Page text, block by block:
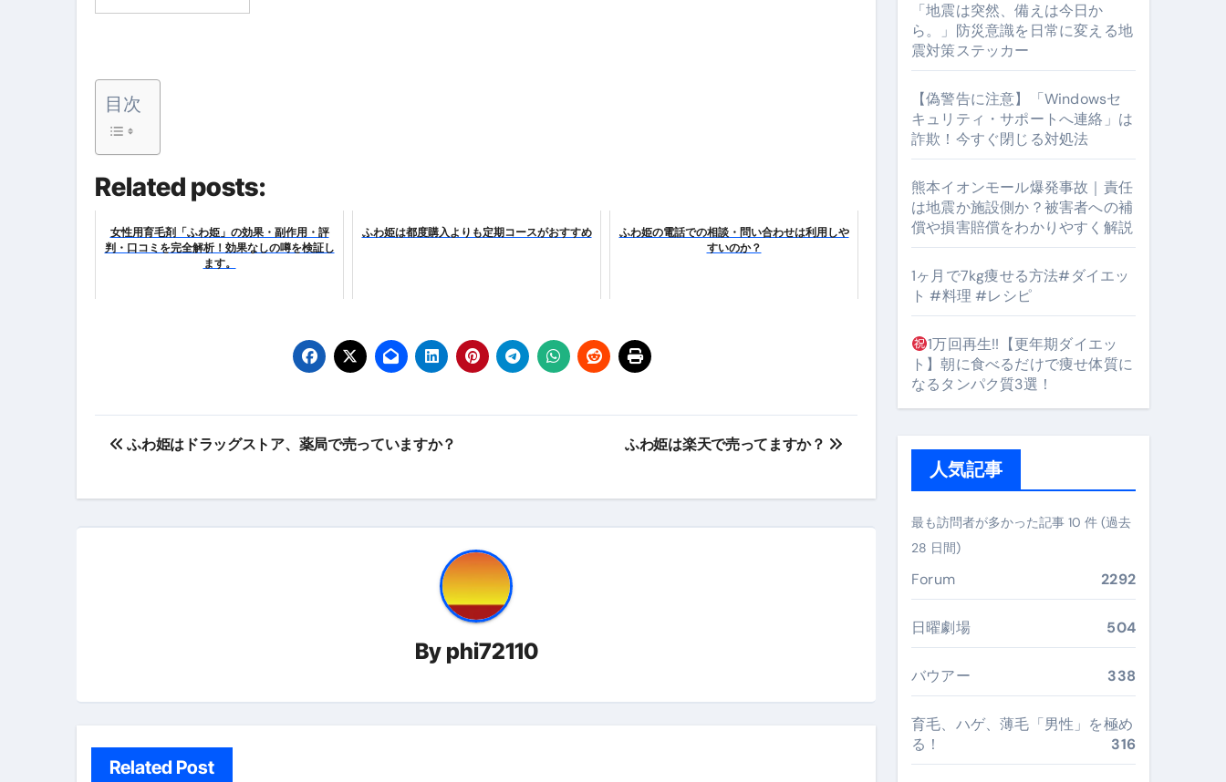
ムームードメイン 2月のおすすめドメイン特集- ビジネスの信用を築く――そのすべての起点となるのが独自ドメイン
FRONTIER スーパーセール2026 完全攻略ガイド 今こそ買い時！ゲーミングPC・高性能BTOを最安で手に入れる方法
なくす不安と消える恐怖をゼロにする時代へ Pebblebee × iMazing で完成する「究極のスマホ防衛システム」完全ガイド
使った分だけ支払う、いちばん賢いスマホ代。 BB.exciteモバイル「Fitプラン」完全ガイド
英語が「聞こえる・分かる・話せる」に変わる30日間 ― 科学的メソッドで英語脳を作る完全ガイド
新春スペシャルセール完全ガイド：国内航空券＋ホテルが“セット割”で最安級！ スカイマーク／Peach／FDA／ソラシドエアを目的別に選ぶコツと、失敗し
何をするサイトか”が一目で伝わる。いま選ばれている新定番ドメイン
梅干しを毎日食べたらどうなるの？①【30秒でわかる効果まとめ】#梅干し #ダイエット #筋トレ #美容 #健康 #雑学 #ナレーター #小林将大
ブルーベリーを毎日食べたらどうなるの？②【30秒でわかる効果まとめ】#ダイエット #筋トレ #美容 #健康 #雑学 #ナレーター #小林将大
バナナを毎日食べたらどうなるの？①【30秒でわかる効果まとめ】#バナナ #ダイエット #筋トレ #美容 #健康 #雑学 #ナレーター #小林将大
筋トレせずにプロテインを飲み続けたらどうなるのか？ #ダイエット #プロテイン #痩せる
ドメイン取得からホームページ完成まで。ムームードメインなら“全部まとめて”安心スタート
かいまき（掻巻き）超完全ガイド｜“着る布団”で肩・首・足元の冷えを根こそぎ防ぐ！素材別おすすめ・選び方・洗い方・Q&Aまで
【最新版】掛け布団の選び方“完全攻略”｜シンサレート・羽毛・人工羽毛・調温・吸湿発熱…あなたの寝室に最適解を出す快眠ガイド
【アシストステッパー】ハンドル付き・筋力アシスト・ツイスト・天然木まで徹底分類！室内で“足腰と体幹”を育てる選び方＆続け方ガイド
【2026年最新保存版】エアトリ超新春セール＆セット割完全攻略ガイド｜海外・国内旅行を最安値で実現する究極の旅術
コロナウイルス完全解説ガイド ― 正しく知ることが、最大の感染対策になる ―
目次
Related posts:
女性用育毛剤「ふわ姫」の効果・副作用・評
判・口コミを完全解析！効果なしの噂を検証し
ます。
ふわ姫は都度購入よりも定期コースがおすすめ
ふわ姫の電話での相談・問い合わせは利用しや
すいのか？
投
ナ
ョ
ふわ姫はドラッグストア、薬局で売っていますか？ ふわ姫は楽天で売ってますか？
By phi72110
Related Post
「地震は突然、備えは今日か
ら。」防災意識を日常に変える地
震対策ステッカー
【偽警告に注意】「Windowsセ
キュリティ・サポートへ連絡」は
詐欺！今すぐ閉じる対処法
熊本イオンモール爆発事故｜責任
は地震か施設側か？被害者への補
償や損害賠償をわかりやすく解説
1ヶ月で7kg痩せる方法#ダイエッ
ト #料理 #レシピ
1万回再生!!【更年期ダイエッ
ト】朝に食べるだけで痩せ体質に
なるタンパク質3選！
人気記事
最も訪問者が多かった記事 10 件 (過去
28 日間)
Forum 2292
日曜劇場 504
バウアー 338
育毛、ハゲ、薄毛「男性」を極め
る！
316